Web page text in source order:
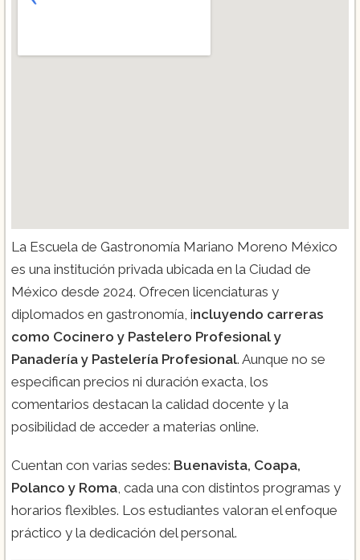
La Escuela de Gastronomía Mariano Moreno México
es una institución privada ubicada en la Ciudad de
México desde 2024. Ofrecen licenciaturas y
diplomados en gastronomía, incluyendo carreras
como Cocinero y Pastelero Profesional y
Panadería y Pastelería Profesional. Aunque no se
especifican precios ni duración exacta, los
comentarios destacan la calidad docente y la
posibilidad de acceder a materias online.
Cuentan con varias sedes: Buenavista, Coapa,
Polanco y Roma, cada una con distintos programas y
horarios flexibles. Los estudiantes valoran el enfoque
práctico y la dedicación del personal.